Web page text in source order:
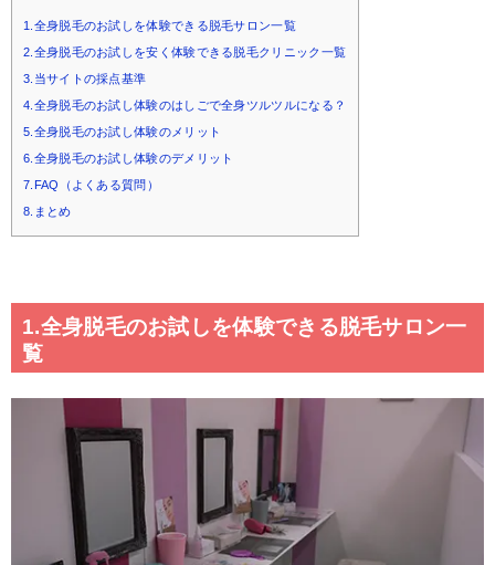
1.全身脱毛のお試しを体験できる脱毛サロン一覧
2.全身脱毛のお試しを安く体験できる脱毛クリニック一覧
3.当サイトの採点基準
4.全身脱毛のお試し体験のはしごで全身ツルツルになる？
5.全身脱毛のお試し体験のメリット
6.全身脱毛のお試し体験のデメリット
7.FAQ（よくある質問）
8.まとめ
1.全身脱毛のお試しを体験できる脱毛サロン一
覧